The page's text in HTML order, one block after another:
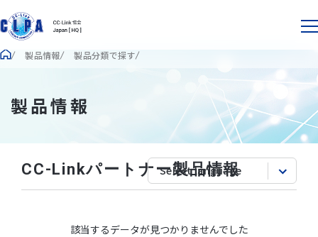
製品情報 製品分類で探す
製品情報
CC-Linkパートナー製品情報
該当するデータが見つかりませんでした